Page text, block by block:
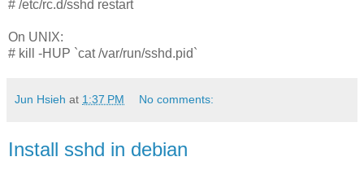
# /etc/rc.d/sshd restart
On UNIX:
# kill -HUP `cat /var/run/sshd.pid`
Jun Hsieh at 1:37 PM No comments:
Install sshd in debian